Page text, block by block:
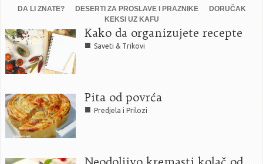
DA LI ZNATE? DESERTI ZA PROSLAVE I PRAZNIKE
DORUČAK
KEKSI UZ KAFU
Kako da organizujete recepte
■ Saveti & Trikovi
Pita od povrća
■ Predjela i Prilozi